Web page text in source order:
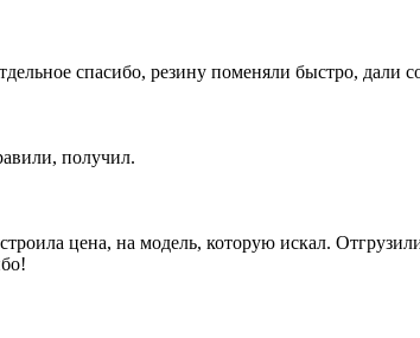
спасибо, резину поменяли быстро, дали
получил.
цена, на модель, которую искал.